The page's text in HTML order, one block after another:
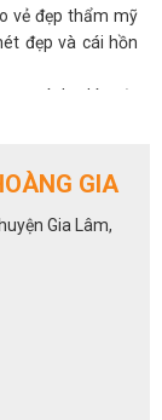
vẻ đẹp thẩm mỹ
đẹp và cái hồn
mình, thì một
khách
ngũ hành và làm
toàn từ tự nhiên,
rộng tầm nhìn,
các thành viên
màu sắc hợp với
xui xẻo, giúp
GIA
Gia Lâm,